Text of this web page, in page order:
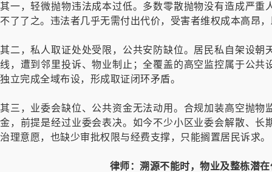
其一，轻微抛物违法成本过低。多数零散抛物没有造成严
不了了之。违法者几乎无需付出代价，受害者维权成本高昂
其二，私人取证处处受限，公共安防缺位。居民私自架设
线，遭到邻里投诉、物业制止；全覆盖的高空监控属于公
独立完成全域布设，形成取证闭环矛盾。
其三，业委会缺位、公共资金无法动用。合规加装高空抛
金，前提是经过业委会表决。如今不少小区业委会解散、
治理意愿，也缺少审批权限与经费支撑，只能搁置居民诉求。
律师：溯源不能时，物业及整栋潜